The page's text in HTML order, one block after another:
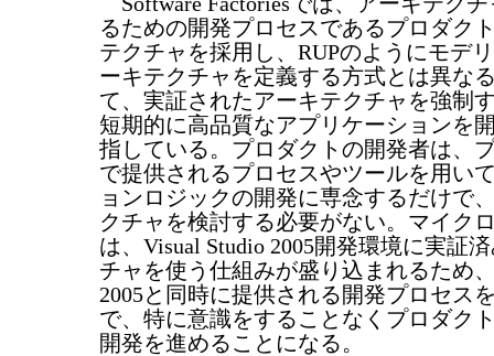
るための開発プロセスであるプロダク
テクチャを採用し、RUPのようにモデ
ーキテクチャを定義する方式とは異な
て、実証されたアーキテクチャを強制
短期的に高品質なアプリケーションを
指している。プロダクトの開発者は、
で提供されるプロセスやツールを用い
ョンロジックの開発に専念するだけで
クチャを検討する必要がない。マイク
は、Visual Studio 2005開発環境に実証
チャを使う仕組みが盛り込まれるため
2005と同時に提供される開発プロセス
で、特に意識をすることなくプロダク
開発を進めることになる。